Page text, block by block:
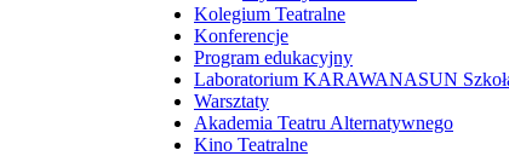
Kolegium Teatralne
Konferencje
Program edukacyjny
Laboratorium KARAWANASUN
Warsztaty
Akademia Teatru Alternatywnego
Kino Teatralne